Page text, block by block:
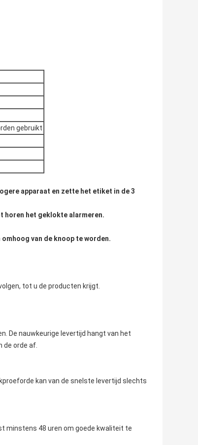
gebruikt
apparaat en zette het etiket in de 3
horen het geklokte alarmeren.
van de knoop te worden.
tot u de producten krijgt.
De nauwkeurige levertijd hangt van het
de orde af.
kan van de snelste levertijd slechts
minstens 48 uren om goede kwaliteit te